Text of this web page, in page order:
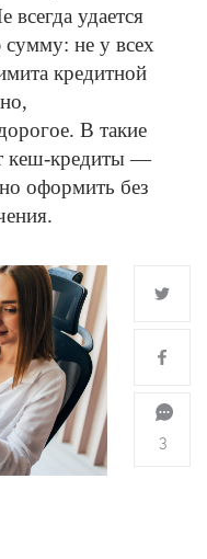
удается
не у всех
кредитной
В такие
кеш-кредиты —
оформить без
3